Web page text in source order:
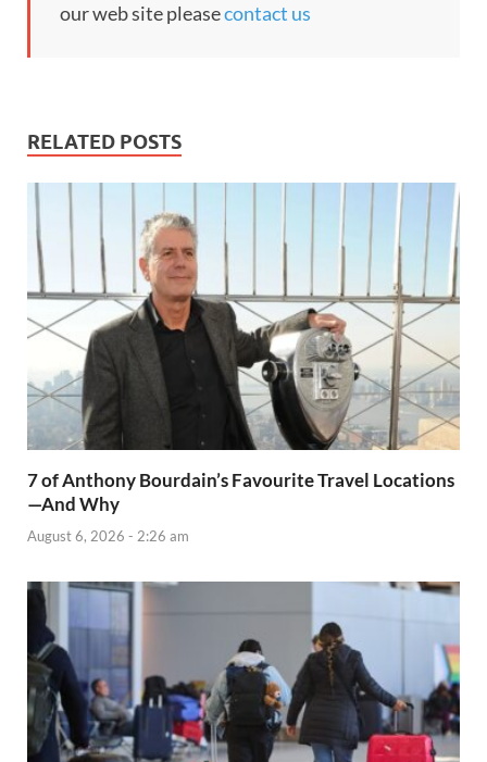
our web site pleasecontact us
RELATED POSTS
7 of Anthony Bourdain’s Favourite Travel Locations
—And Why
August 6, 2026 - 2:26 am